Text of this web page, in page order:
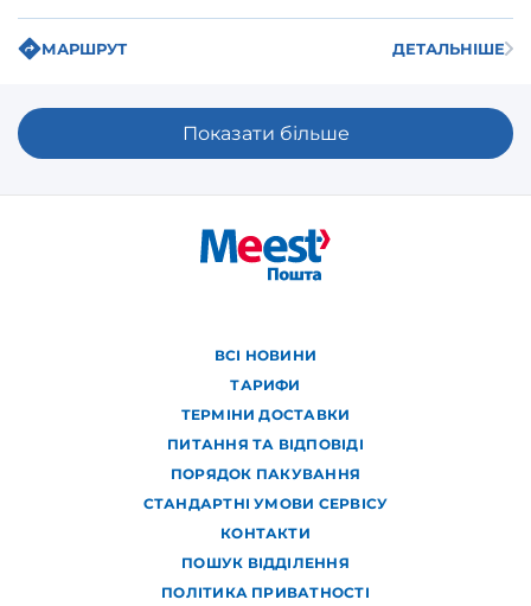
МАРШРУТ ДЕТАЛЬНІШЕ
Показати більше
ВСІ НОВИНИ
ТАРИФИ
ТЕРМІНИ ДОСТАВКИ
ПИТАННЯ ТА ВІДПОВІДІ
ПОРЯДОК ПАКУВАННЯ
СТАНДАРТНІ УМОВИ СЕРВІСУ
КОНТАКТИ
ПОШУК ВІДДІЛЕННЯ
ПОЛІТИКА ПРИВАТНОСТІ